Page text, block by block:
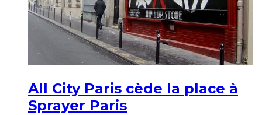
All City Paris cède la place à
Sprayer Paris